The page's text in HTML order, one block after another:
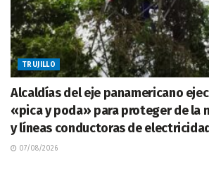
TRUJILLO
Alcaldías del eje panamericano
«pica y poda» para proteger de la
y líneas conductoras de
07/08/2026